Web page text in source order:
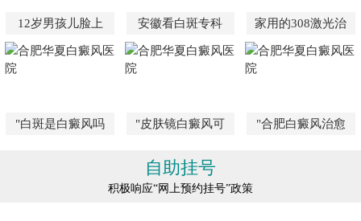
12岁男孩儿脸上 安徽看白斑专科 家用的308激光治
"白斑是白癜风吗 "皮肤镜白癜风可 "合肥白癜风治愈
自助挂号
积极响应“网上预约挂号”政策